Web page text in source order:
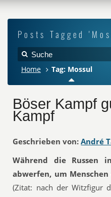
Posts Tagged
Home Tag: Mossul
Böser Kampf
Kampf
Geschrieben von: André
Während die Russen
abwerfen, um Menschen
(Zitat: nach der Witzfigur